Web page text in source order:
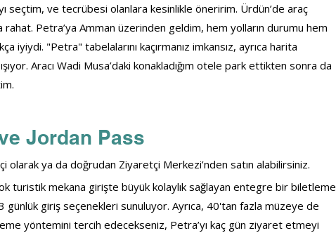
seçtim, ve tecrübesi olanlara kesinlikle öneririm. Ürdün’de araç
rahat. Petra’ya Amman üzerinden geldim, hem yolların durumu hem
iyiydi. "Petra" tabelalarını kaçırmanız imkansız, ayrıca harita
Aracı Wadi Musa’daki konakladığım otele park ettikten sonra da
Jordan Pass
ya da doğrudan Ziyaretçi Merkezi’nden satın alabilirsiniz.
turistik mekana girişte büyük kolaylık sağlayan entegre bir biletleme
giriş seçenekleri sunuluyor. Ayrıca, 40'tan fazla müzeye de
yöntemini tercih edecekseniz, Petra’yı kaç gün ziyaret etmeyi